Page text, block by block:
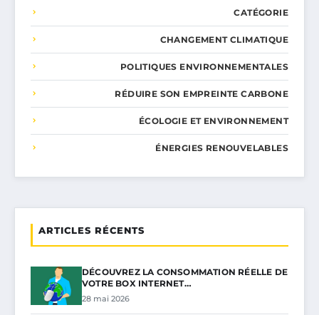
CATÉGORIE
CHANGEMENT CLIMATIQUE
POLITIQUES ENVIRONNEMENTALES
RÉDUIRE SON EMPREINTE CARBONE
ÉCOLOGIE ET ENVIRONNEMENT
ÉNERGIES RENOUVELABLES
ARTICLES RÉCENTS
DÉCOUVREZ LA CONSOMMATION RÉELLE DE
VOTRE BOX INTERNET…
28 mai 2026